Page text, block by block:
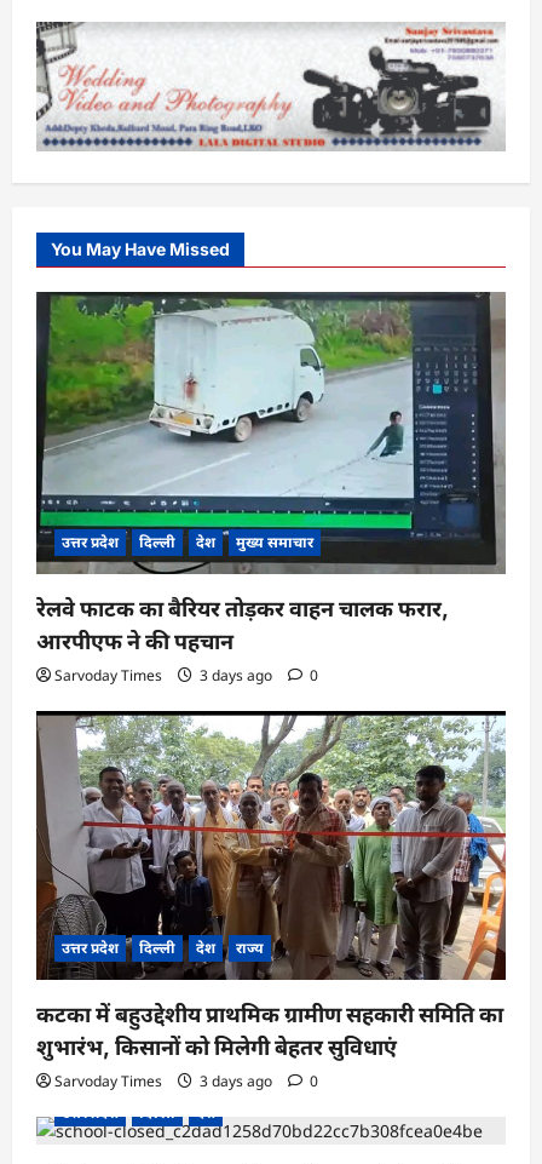
You May Have Missed
उत्तर प्रदेश दिल्ली देश मुख्य समाचार
रेलवे फाटक का बैरियर तोड़कर वाहन चालक फरार,
आरपीएफ ने की पहचान
Sarvoday Times 3 days ago 0
उत्तर प्रदेश दिल्ली देश राज्य
कटका में बहुउद्देशीय प्राथमिक ग्रामीण सहकारी समिति का
शुभारंभ, किसानों को मिलेगी बेहतर सुविधाएं
Sarvoday Times 3 days ago
0
उत्तर प्रदेश
दिल्ली देश